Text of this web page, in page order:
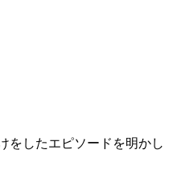
をしたエピソードを明かし